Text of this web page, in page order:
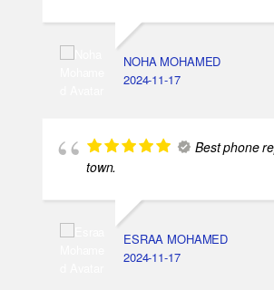
NOHA MOHAMED
2024-11-17
Best phone
town.
ESRAA MOHAMED
2024-11-17